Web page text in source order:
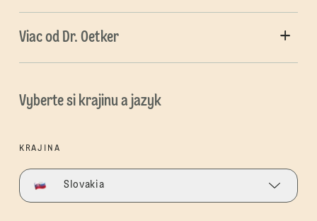
Viac od Dr. Oetker
Vyberte si krajinu a jazyk
KRAJINA
Slovakia